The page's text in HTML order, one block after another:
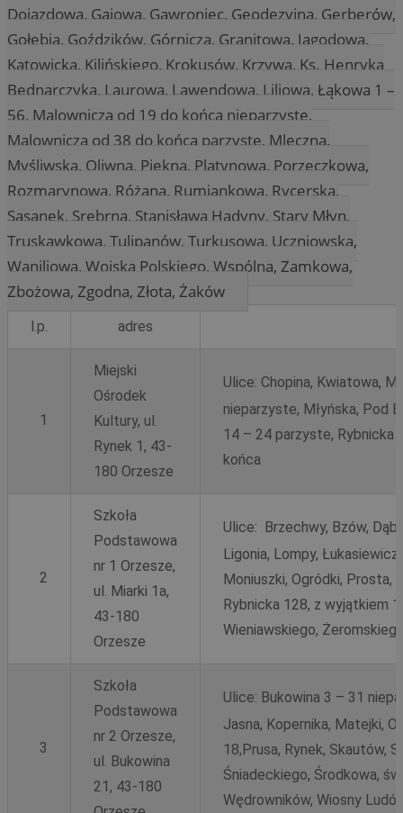
Dojazdowa, Gajowa, Gawroniec, Geodezyjna, Gerberów,
Gołębia, Goździków, Górnicza, Granitowa, Jagodowa,
Katowicka, Kilińskiego, Krokusów, Krzywa, Ks. Henryka
Bednarczyka, Laurowa, Lawendowa, Liliowa, Łąkowa 1 –
56, Malownicza od 19 do końca nieparzyste,
Malownicza od 38 do końca parzyste, Mleczna,
Myśliwska, Oliwna, Piękna, Platynowa, Porzeczkowa,
Rozmarynowa, Różana, Rumiankowa, Rycerska,
Sasanek, Srebrna, Stanisława Hadyny, Stary Młyn,
Truskawkowa, Tulipanów, Turkusowa, Uczniowska,
Waniliowa, Wojska Polskiego, Wspólna, Zamkowa,
Zbożowa, Zgodna, Złota, Żaków
l.p. adres
1
Miejski
Ośrodek
Kultury, ul.
Rynek 1, 43-
180 Orzesze
Ulice: Chopina, Kwiatowa,
nieparzyste, Młyńska, Pod
14 – 24 parzyste, Rybnicka
końca
2
Szkoła
Podstawowa
nr 1 Orzesze,
ul. Miarki 1a,
43-180
Orzesze
Ulice: Brzechwy, Bzów,
Ligonia, Lompy,
Moniuszki, Ogródki, Prosta,
Rybnicka 128, z wyjątkiem
Wieniawskiego,
3
Szkoła
Podstawowa
nr 2 Orzesze,
ul. Bukowina
21, 43-180
Ulice: Bukowina 3 – 31
Jasna, Kopernika, Matejki,
18,Prusa, Rynek, Skautów,
Śniadeckiego, Środkowa,
Wędrowników, Wiosny